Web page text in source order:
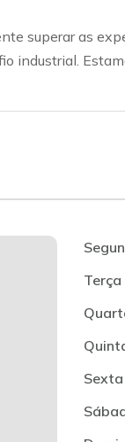
superar as
industrial.
Terça
Sexta